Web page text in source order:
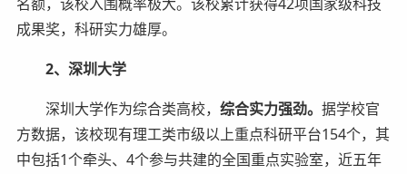
成果奖，科研实力雄厚。
2、深圳大学
深圳大学作为综合类高校， 综合实力强劲。 据学校官
方数据，该校现有理工类市级以上重点科研平台154个，其
中包括1个牵头、4个参与共建的全国重点实验室，近五年